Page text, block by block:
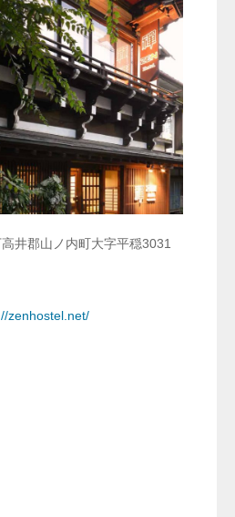
井郡山ノ内町大字平穏3031
zenhostel.net/